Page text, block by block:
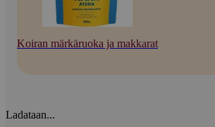
Koiran märkäruoka ja makkarat
Ladataan...